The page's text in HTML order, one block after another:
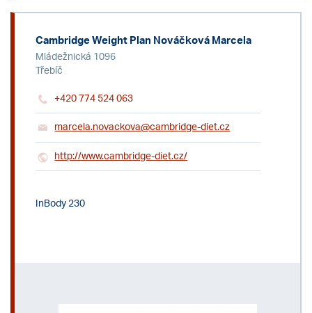
Cambridge Weight Plan Nováčková Marcela
Mládežnická 1096
Třebíč
+420 774 524 063
marcela.novackova@cambridge-diet.cz
http://www.cambridge-diet.cz/
InBody 230